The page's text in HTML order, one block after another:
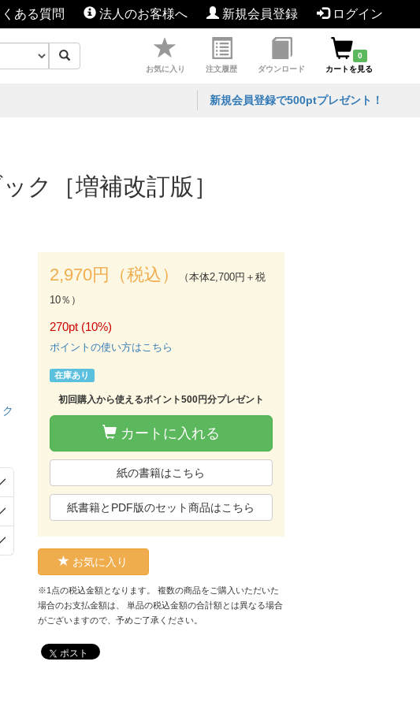
くある質問 法人のお客様へ 新規会員登録 ログイン
お気に入り 注文履歴 ダウンロード
0
カートを見る
新規会員登録で500ptプレゼント！
ク［増補改訂版］
ク
2,970円（税込）
（本体2,700円＋税
10％）
270pt (10%)
ポイントの使い方はこちら
在庫あり
初回購入から使えるポイント500円分プレゼント
カートに入れる
紙の書籍はこちら
紙書籍とPDF版のセット商品はこちら
お気に入り
※1点の税込金額となります。 複数の商品をご購入いただいた
場合のお支払金額は、 単品の税込金額の合計額とは異なる場合
がございますので、予めご了承ください。
ポスト